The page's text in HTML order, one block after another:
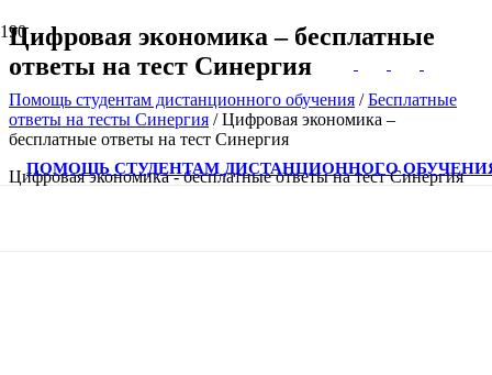
ПОМОЩЬ СТУДЕНТАМ ДИСТАНЦИОННОГО
Цифровая экономика – бесплатные
ответы на тест Синергия
Помощь студентам дистанционного обучения /Бесплатные
ответы на тесты Синергия /Цифровая экономика –
бесплатные ответы на тест Синергия
Цифровая экономика - бесплатные ответы на тест Синергия